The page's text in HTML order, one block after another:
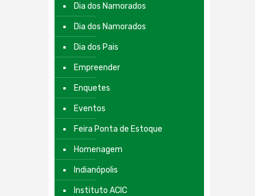
Dia dos Namorados
Dia dos Namorados
Dia dos Pais
Empreender
Enquetes
Eventos
Feira Ponta de Estoque
Homenagem
Indianópolis
Instituto ACIC